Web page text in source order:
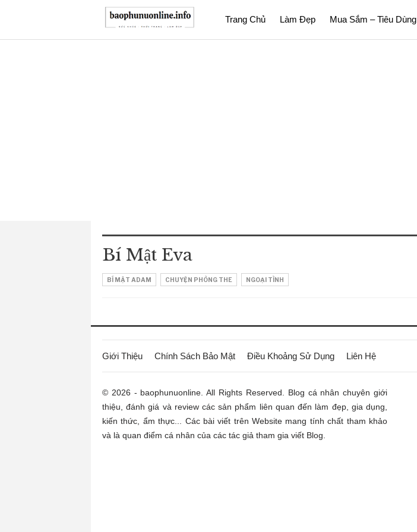
Trang Chủ Làm Đẹp Mua Sắm – Tiêu Dùng
Bí Mật Eva
BÍ MẬT ADAM CHUYỆN PHÒNG THE NGOẠI TÌNH
Giới Thiệu Chính Sách Bảo Mật Điều Khoảng Sử Dụng Liên Hệ
© 2026 - baophunuonline. All Rights Reserved. Blog cá nhân chuyên giới
thiệu, đánh giá và review các sản phẩm liên quan đến làm đẹp, gia dụng,
kiến thức, ẩm thực... Các bài viết trên Website mang tính chất tham khảo
và là quan điểm cá nhân của các tác giả tham gia viết Blog.